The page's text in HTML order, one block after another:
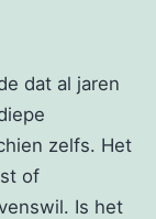
dat al jaren
zelfs. Het
of
Is het